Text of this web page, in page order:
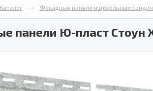
Каталог Фасадные панели и цокольный
панели Ю-пласт Стоун